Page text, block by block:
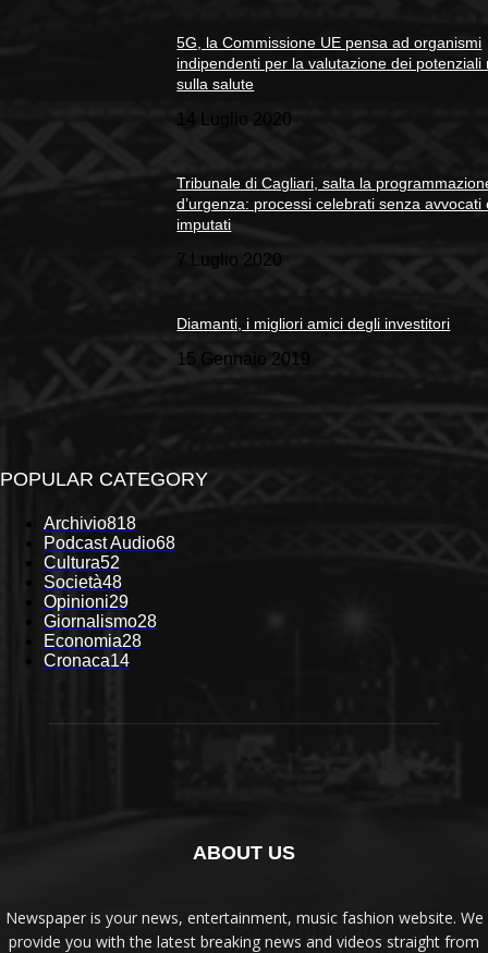
5G, la Commissione UE pensa ad organismi
indipendenti per la valutazione dei potenziali
sulla salute
14 Luglio 2020
Tribunale di Cagliari, salta la
d’urgenza: processi celebrati senza avvocati
imputati
7 Luglio 2020
Diamanti, i migliori amici degli investitori
15 Gennaio 2019
POPULAR CATEGORY
Archivio818
Podcast Audio68
Cultura52
Società48
Opinioni29
Giornalismo28
Economia28
Cronaca14
ABOUT US
Newspaper is your news, entertainment, music fashion website. We
provide you with the latest breaking news and videos straight from